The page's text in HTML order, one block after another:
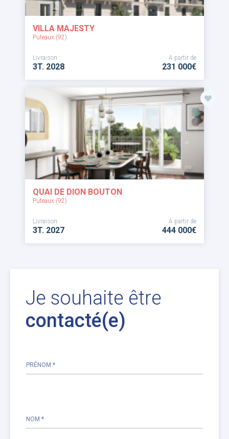
VILLA MAJESTY
Puteaux (92)
Livraison
3T. 2028
A partir de
231 000€
QUAI DE DION BOUTON
Puteaux (92)
Livraison
3T. 2027
A partir de
444 000€
Je souhaite être
contacté(e)
PRÉNOM *
this
field
NOM *